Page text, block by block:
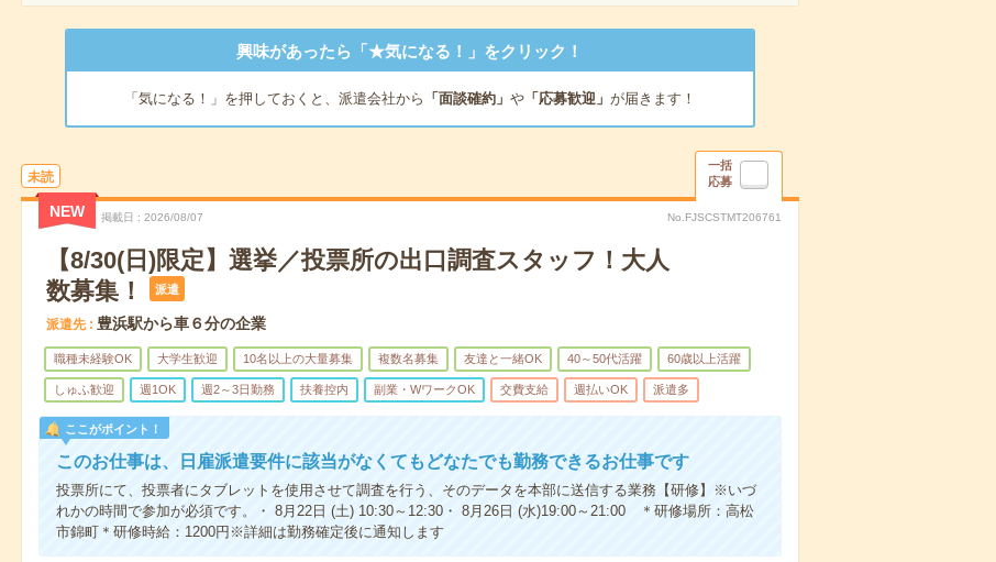
興味があったら「★気になる！」をクリック！
「気になる！」を押しておくと、派遣会社から 「面談確約」 や「応募歓迎」 が届きます！
未読
一括
応募
NEW 掲載日 2026/08/07 No.FJSCSTMT206761
【8/30(日)限定】選挙／投票所の出口調査スタッフ！大人
数募集！
派遣
派遣先 豊浜駅から車６分の企業
職種未経験OK 大学生歓迎 10名以上の大量募集 複数名募集 友達と一緒OK 40～50代活躍 60歳以上活躍
しゅふ歓迎 週1OK 週2～3日勤務 扶養控内 副業・WワークOK 交費支給 週払いOK 派遣多
ここがポイント！
このお仕事は、日雇派遣要件に該当がなくてもどなたでも勤務できるお仕事です
投票所にて、投票者にタブレットを使用させて調査を行う、そのデータを本部に送信する業務【研修】※いづ
れかの時間で参加が必須です。・ 8月22日 (土) 10:30～12:30・ 8月26日 (水)19:00～21:00 ＊研修場所：高松
市錦町＊研修時給：1200円※詳細は勤務確定後に通知します